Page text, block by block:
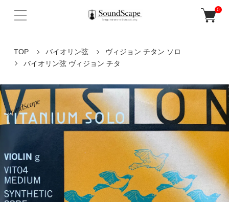
0
TOP バイオリン弦
ヴィジョン チタン ソロ
バイオリン弦 ヴィジョン チタ